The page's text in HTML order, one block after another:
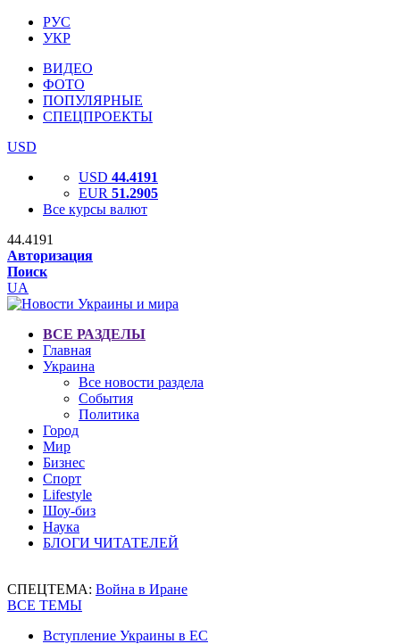
РУС
УКР
ВИДЕО
ФОТО
ПОПУЛЯРНЫЕ
СПЕЦПРОЕКТЫ
USD
USD 44.4191
EUR 51.2905
Все курсы валют
44.4191
Авторизация
Поиск
UA
ВСЕ РАЗДЕЛЫ
Главная
Украина
Все новости раздела
События
Политика
Город
Мир
Бизнес
Спорт
Lifestyle
Шоу-биз
Наука
БЛОГИ ЧИТАТЕЛЕЙ
СПЕЦТЕМА: Война в Иране
ВСЕ ТЕМЫ
Вступление Украины в ЕС